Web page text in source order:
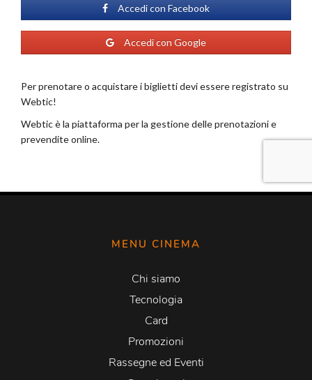
MENU CINEMA
Chi siamo
Tecnologia
Card
Promozioni
Rassegne ed Eventi